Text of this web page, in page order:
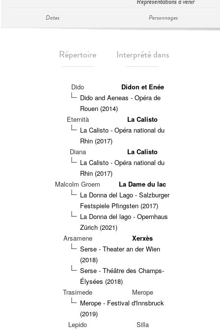
Représentations à venir
Dates Personnages
Répertoire Interprété dans
Dido
Didon et Enée
Dido and Aeneas - Opéra de
Rouen (2014)
Eternità
La Calisto
La Calisto - Opéra national du
Rhin (2017)
Diana
La Calisto
La Calisto - Opéra national du
Rhin (2017)
Malcolm Groem
La Dame du lac
La Donna del Lago - Salzburger
Festspiele Pfingsten (2017)
La Donna del lago - Opernhaus
Zürich (2021)
Arsamene
Xerxès
Serse - Theater an der Wien
(2018)
Serse - Théâtre des Champs-
Élysées (2018)
Trasimede
Merope
Merope - Festival d'Innsbruck
(2019)
Lepido
Silla